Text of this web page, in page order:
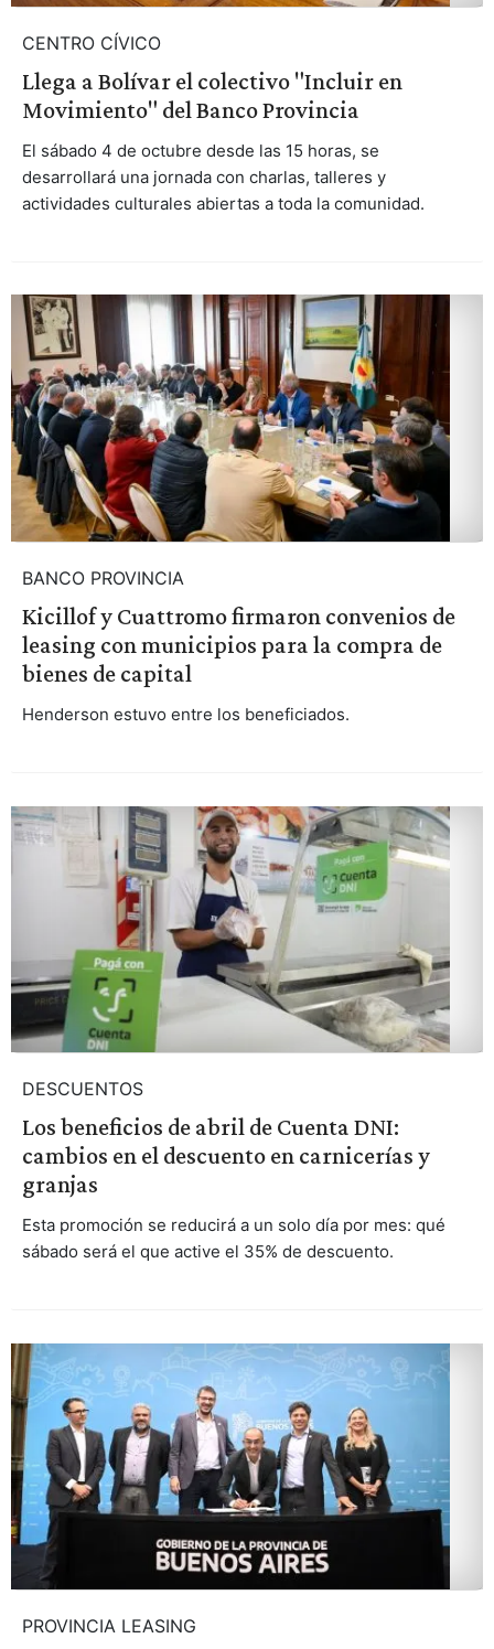
CENTRO CÍVICO
Llega a Bolívar el colectivo "Incluir en
Movimiento" del Banco Provincia
El sábado 4 de octubre desde las 15 horas, se
desarrollará una jornada con charlas, talleres y
actividades culturales abiertas a toda la comunidad.
BANCO PROVINCIA
Kicillof y Cuattromo firmaron convenios de
leasing con municipios para la compra de
bienes de capital
Henderson estuvo entre los beneficiados.
DESCUENTOS
Los beneficios de abril de Cuenta DNI:
cambios en el descuento en carnicerías y
granjas
Esta promoción se reducirá a un solo día por mes: qué
sábado será el que active el 35% de descuento.
PROVINCIA LEASING